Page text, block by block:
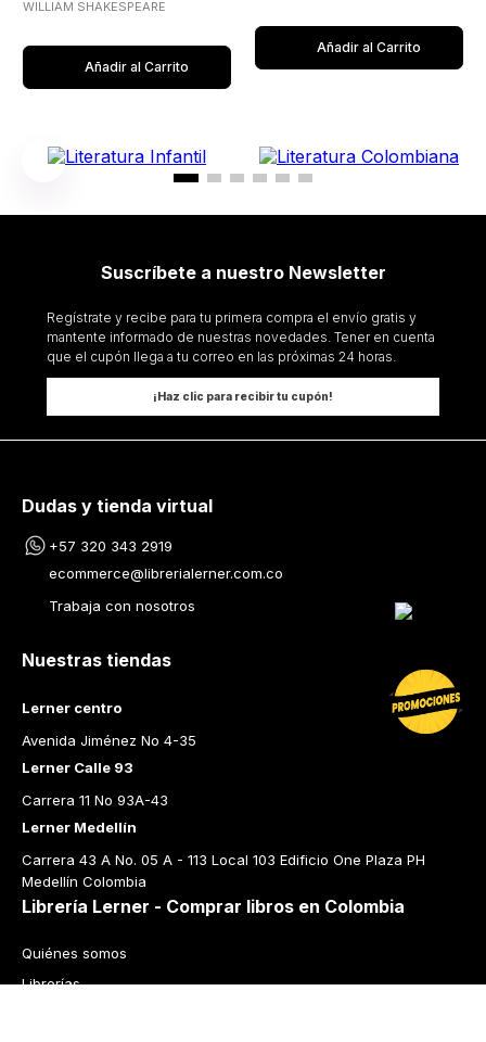
WILLIAM SHAKESPEARE
Añadir al Carrito
Añadir al Carrito
Suscríbete a nuestro Newsletter
Regístrate y recibe para tu primera compra el envío gratis y
mantente informado de nuestras novedades. Tener en cuenta
que el cupón llega a tu correo en las próximas 24 horas.
¡Haz clic para recibir tu cupón!
Dudas y tienda virtual
+57 320 343 2919
ecommerce@librerialerner.com.co
Trabaja con nosotros
Nuestras tiendas
Lerner centro
Avenida Jiménez No 4-35
Lerner Calle 93
Carrera 11 No 93A-43
Lerner Medellín
Carrera 43 A No. 05 A - 113 Local 103 Edificio One Plaza PH
Medellín Colombia
Librería Lerner - Comprar libros en Colombia
Quiénes somos
Librerías